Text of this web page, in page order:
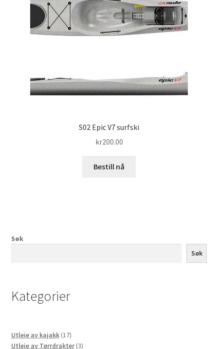
S02 Epic V7 surfski
kr200.00
Bestill nå
Søk
Søk
Kategorier
Utleie av kajakk 1717
produkter
Utleie av Tørrdrakter 33